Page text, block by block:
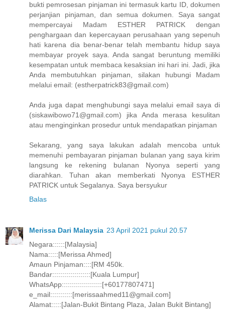
bukti pemrosesan pinjaman ini termasuk kartu ID, dokumen
perjanjian pinjaman, dan semua dokumen. Saya sangat
mempercayai Madam ESTHER PATRICK dengan
penghargaan dan kepercayaan perusahaan yang sepenuh
hati karena dia benar-benar telah membantu hidup saya
membayar proyek saya. Anda sangat beruntung memiliki
kesempatan untuk membaca kesaksian ini hari ini. Jadi, jika
Anda membutuhkan pinjaman, silakan hubungi Madam
melalui email: (estherpatrick83@gmail.com)
Anda juga dapat menghubungi saya melalui email saya di
(siskawibowo71@gmail.com) jika Anda merasa kesulitan
atau menginginkan prosedur untuk mendapatkan pinjaman
Sekarang, yang saya lakukan adalah mencoba untuk
memenuhi pembayaran pinjaman bulanan yang saya kirim
langsung ke rekening bulanan Nyonya seperti yang
diarahkan. Tuhan akan memberkati Nyonya ESTHER
PATRICK untuk Segalanya. Saya bersyukur
Balas
Merissa Dari Malaysia 23 April 2021 pukul 20.57
Negara::::::[Malaysia]
Nama:::::[Merissa Ahmed]
Amaun Pinjaman::::[RM 450k.
Bandar:::::::::::::::::::[Kuala Lumpur]
WhatsApp::::::::::::::::::::[+60177807471]
e_mail:::::::::::[merissaahmed11@gmail.com]
Alamat:::::[Jalan-Bukit Bintang Plaza, Jalan Bukit Bintang]